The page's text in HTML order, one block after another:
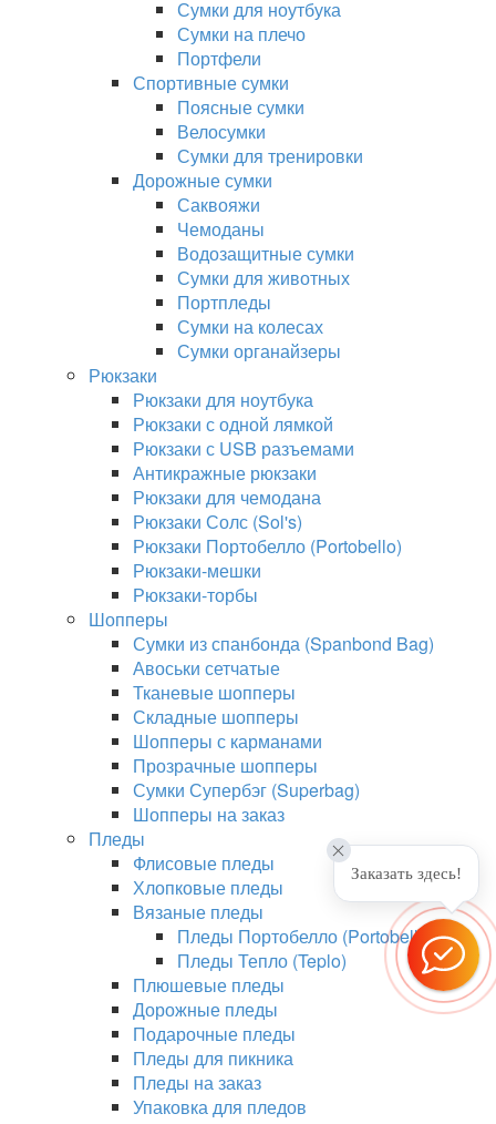
Сумки для ноутбука
Сумки на плечо
Портфели
Спортивные сумки
Поясные сумки
Велосумки
Сумки для тренировки
Дорожные сумки
Саквояжи
Чемоданы
Водозащитные сумки
Сумки для животных
Портпледы
Сумки на колесах
Сумки органайзеры
Рюкзаки
Рюкзаки для ноутбука
Рюкзаки с одной лямкой
Рюкзаки с USB разъемами
Антикражные рюкзаки
Рюкзаки для чемодана
Рюкзаки Солс (Sol's)
Рюкзаки Портобелло (Portobello)
Рюкзаки-мешки
Рюкзаки-торбы
Шопперы
Сумки из спанбонда (Spanbond Bag)
Авоськи сетчатые
Тканевые шопперы
Складные шопперы
Шопперы с карманами
Прозрачные шопперы
Сумки Супербэг (Superbag)
Шопперы на заказ
Пледы
Флисовые пледы
Хлопковые пледы
Вязаные пледы
Пледы Портобелло (Portobello)
Пледы Тепло (Teplo)
Плюшевые пледы
Дорожные пледы
Подарочные пледы
Пледы для пикника
Пледы на заказ
Упаковка для пледов
Заказать здесь!